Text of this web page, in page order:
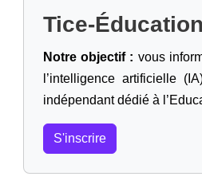
Tice-
Notre objectif : vous
l’intelligence artificielle
indépendant dédié à
S'inscrire